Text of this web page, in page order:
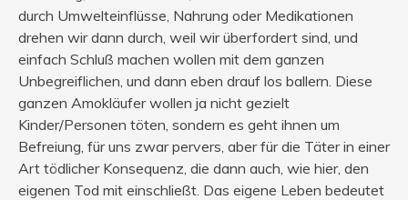
durch Umwelteinflüsse, Nahrung oder Medikationen
drehen wir dann durch, weil wir überfordert sind, und
einfach Schluß machen wollen mit dem ganzen
Unbegreiflichen, und dann eben drauf los ballern. Diese
ganzen Amokläufer wollen ja nicht gezielt
Kinder/Personen töten, sondern es geht ihnen um
Befreiung, für uns zwar pervers, aber für die Täter in einer
Art tödlicher Konsequenz, die dann auch, wie hier, den
eigenen Tod mit einschließt. Das eigene Leben bedeutet